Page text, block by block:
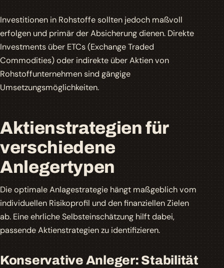
Investitionen in Rohstoffe sollten jedoch maßvoll
erfolgen und primär der Absicherung dienen. Direkte
Investments über ETCs (Exchange Traded
Commodities) oder indirekte über Aktien von
Rohstoffunternehmen sind gängige
Umsetzungsmöglichkeiten.
Aktienstrategien für
verschiedene
Anlegertypen
Die optimale Anlagestrategie hängt maßgeblich vom
individuellen Risikoprofil und den finanziellen Zielen
ab. Eine ehrliche Selbsteinschätzung hilft dabei,
passende Aktienstrategien zu identifizieren.
Konservative Anleger: Stabilität